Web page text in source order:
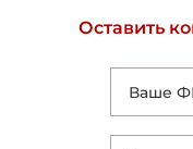
Оставить